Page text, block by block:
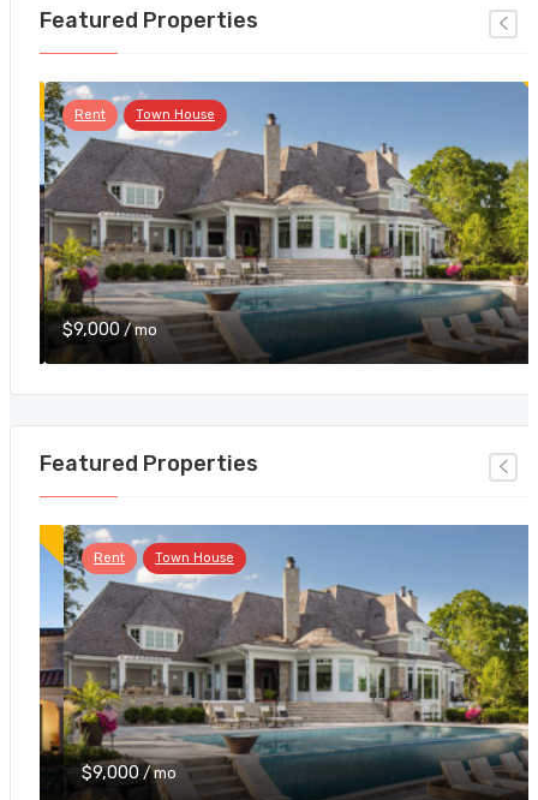
Featured Properties
Rent Town House
$9,000/ mo
Featured Properties
Rent Town House
$9,000/ mo